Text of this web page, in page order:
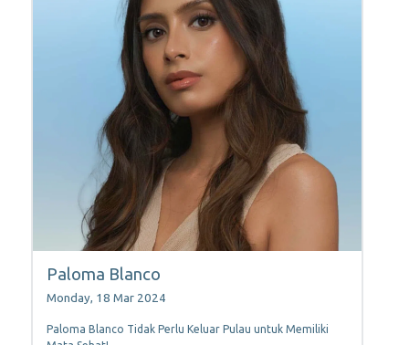
Paloma Blanco
Monday, 18 Mar 2024
Paloma Blanco Tidak Perlu Keluar Pulau untuk Memiliki